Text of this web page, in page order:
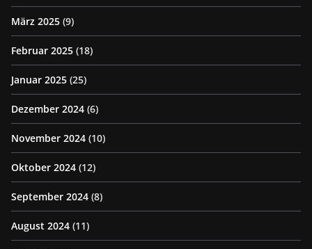
März 2025 (9)
Februar 2025 (18)
Januar 2025 (25)
Dezember 2024 (6)
November 2024 (10)
Oktober 2024 (12)
September 2024 (8)
August 2024 (11)